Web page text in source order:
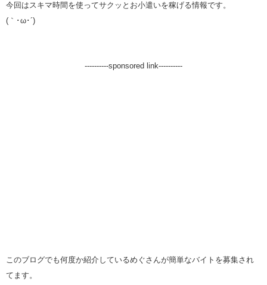
今回はスキマ時間を使ってサクッとお小遣いを稼げる情報です。
(｀･ω･´)ゞ
----------sponsored link----------
このブログでも何度か紹介しているめぐさんが簡単なバイトを募集され
てます。